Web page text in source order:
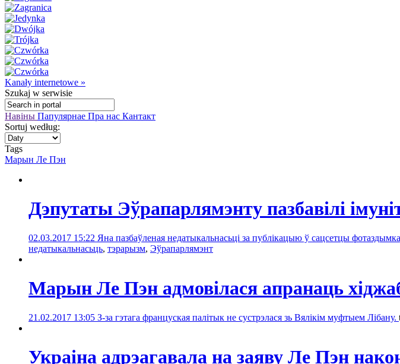
Kanały internetowe »
Szukaj w serwisie
Навіны Папулярнае Пра нас Кантакт
Sortuj według:
Tags
Марын Ле Пэн
Дэпутаты Эўрапарлямэнту пазбавілі
02.03.2017 15:22 Яна пазбаўленая недатыкальнасьці за публікацыю ў сацсетцы
недатыкальнасьць, тэрарызм, Эўрапарлямэнт
Марын Ле Пэн адмовілася апранаць
21.02.2017 13:05 З-за гэтага француская палітык не сустрэлася зь Вялікім муфтыем Лібану.
Украіна адрэагавала на заяву Ле Пэн